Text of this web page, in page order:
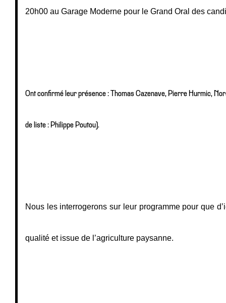
20h00 au Garage Moderne pour le Grand Oral des
Ont confirmé leur présence : Thomas Cazenave, Pierre Hurmic,
de liste : Philippe Poutou).
Nous les interrogerons sur leur programme pour que
qualité et issue de l’agriculture paysanne.